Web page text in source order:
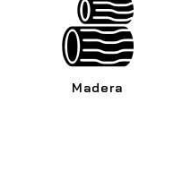
Madera